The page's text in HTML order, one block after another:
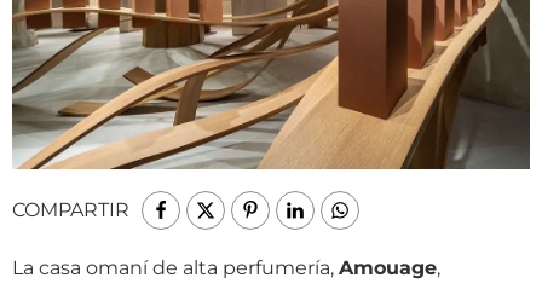
COMPARTIR
La casa omaní de alta perfumería, Amouage,